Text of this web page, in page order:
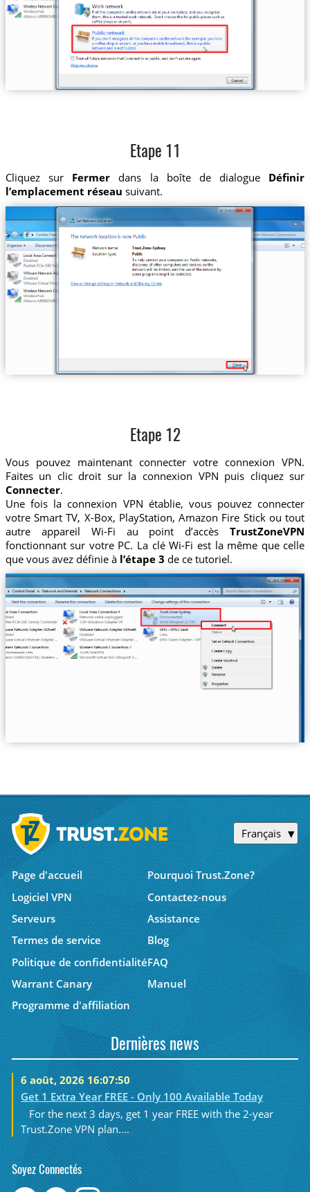
Etape 11
Cliquez sur Fermer dans la boîte de dialogue Définir
l’emplacement réseau suivant.
Etape 12
Vous pouvez maintenant connecter votre connexion VPN.
Faites un clic droit sur la connexion VPN puis cliquez sur
Connecter.
Une fois la connexion VPN établie, vous pouvez connecter
votre Smart TV, X-Box, PlayStation, Amazon Fire Stick ou tout
autre appareil Wi-Fi au point d’accèsTrustZoneVPN
fonctionnant sur votre PC. La clé Wi-Fi est la même que celle
que vous avez définie à l’étape 3 de ce tutoriel.
Français
Page d'accueil
Pourquoi Trust.Zone?
Logiciel VPN
Contactez-nous
Serveurs
Assistance
Termes de service
Blog
Politique de confidentialitéFAQ
Warrant Canary
Manuel
Programme d'affiliation
Dernières news
6 août, 2026 16:07:50
Get 1 Extra Year FREE - Only 100 Available Today
For the next 3 days, get 1 year FREE with the 2-year
Trust.Zone VPN plan....
Soyez Connectés